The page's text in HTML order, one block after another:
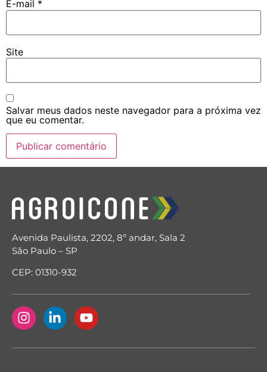
E-mail *
Site
Salvar meus dados neste navegador para a próxima vez
que eu comentar.
Avenida Paulista, 2202, 8º andar, Sala 2
São Paulo – SP
CEP: 01310-932